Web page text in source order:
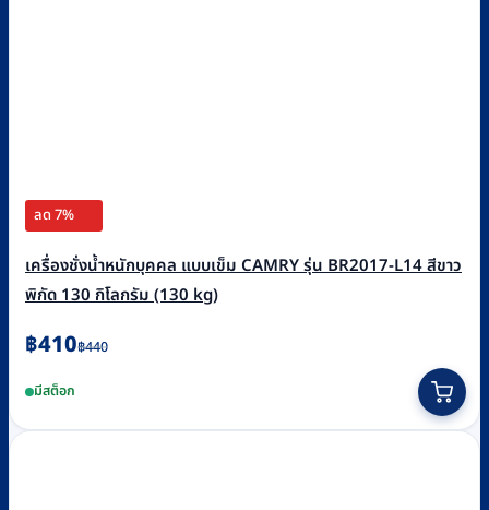
ลด 7%
เครื่องชั่งน้ำหนักบุคคล แบบเข็ม CAMRY รุ่น BR2017-L14 สีขาว
พิกัด 130 กิโลกรัม (130 kg)
฿440
Original
was:
฿440.
฿410
Current
is:
฿410.
มีสต็อก